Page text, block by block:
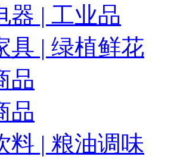
器 | 工业品
具 | 绿植鲜花
品
品
料 | 粮油调味